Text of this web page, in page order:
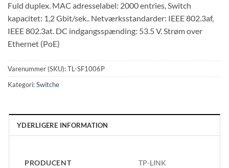
Fuld duplex. MAC adresselabel: 2000 entries, Switch
kapacitet: 1,2 Gbit/sek.. Netværksstandarder: IEEE 802.3af,
IEEE 802.3at. DC indgangsspænding: 53.5 V. Strøm over
Ethernet (PoE)
Varenummer (SKU):TL-SF1006P
Kategori:Switche
YDERLIGERE INFORMATION
PRODUCENT TP-LINK